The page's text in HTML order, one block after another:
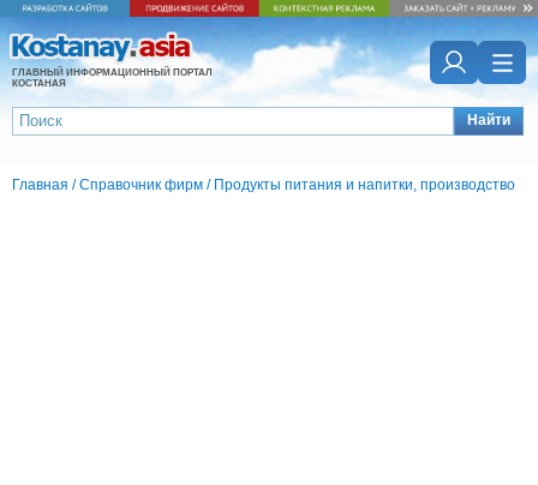
ГЛАВНЫЙ ИНФОРМАЦИОННЫЙ ПОРТАЛ
КОСТАНАЯ
Найти
Главная /Справочник фирм / Продукты питания и напитки, производство